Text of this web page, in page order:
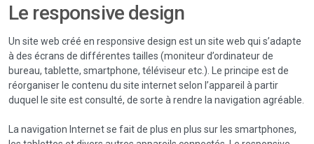
Le responsive design
Un site web créé en responsive design est un site web qui s’adapte
à des écrans de différentes tailles (moniteur d’ordinateur de
bureau, tablette, smartphone, téléviseur etc.). Le principe est de
réorganiser le contenu du site internet selon l’appareil à partir
duquel le site est consulté, de sorte à rendre la navigation agréable.
La navigation Internet se fait de plus en plus sur les smartphones,